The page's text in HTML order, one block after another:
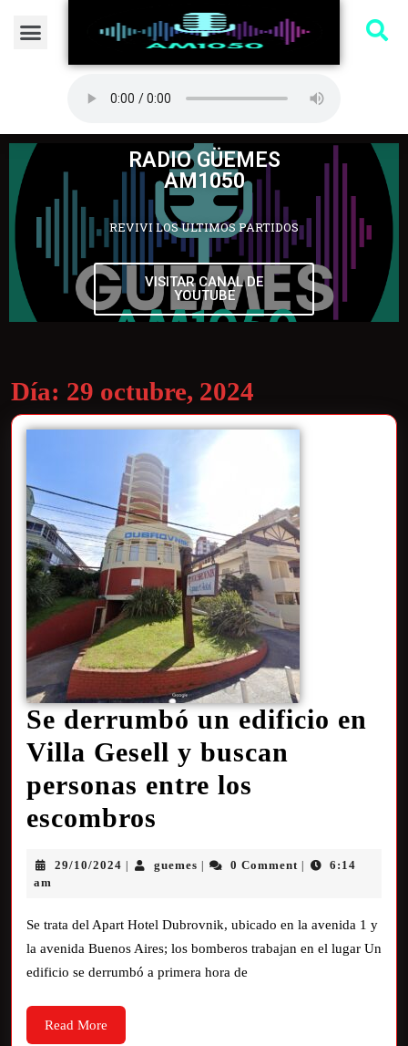
RADIO GÜEMES
AM1050
REVIVI LOS ULTIMOS PARTIDOS
VISITAR CANAL DE
YOUTUBE
Día: 29 octubre, 2024
Se derrumbó un edificio en
Villa Gesell y buscan
personas entre los
escombros
29/10/2024 guemes 0 Comment
6:14
am
Se trata del Apart Hotel Dubrovnik, ubicado en la avenida 1 y
la avenida Buenos Aires; los bomberos trabajan en el lugar Un
edificio se derrumbó a primera hora de
Read More